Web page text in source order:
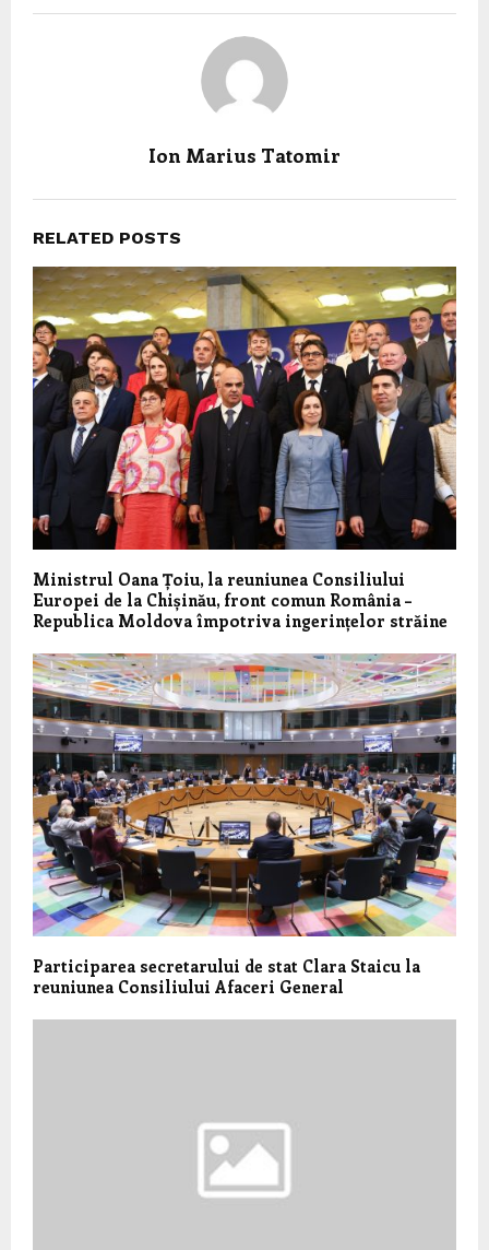
Ion Marius Tatomir
RELATED POSTS
Ministrul Oana Țoiu, la reuniunea Consiliului
Europei de la Chișinău, front comun România –
Republica Moldova împotriva ingerințelor străine
Participarea secretarului de stat Clara Staicu la
reuniunea Consiliului Afaceri General